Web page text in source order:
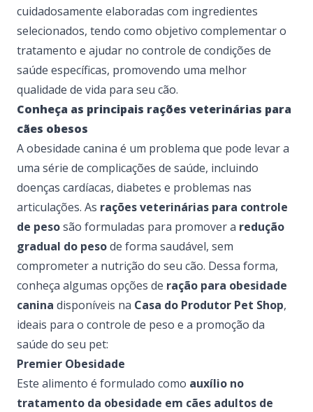
cuidadosamente elaboradas com ingredientes
selecionados, tendo como objetivo complementar o
tratamento e ajudar no controle de condições de
saúde específicas, promovendo uma melhor
qualidade de vida para seu cão.
Conheça as principais rações veterinárias para
cães obesos
A obesidade canina é um problema que pode levar a
uma série de complicações de saúde, incluindo
doenças cardíacas, diabetes e problemas nas
articulações. As rações veterinárias para controle
de pesosão formuladas para promover a redução
gradual do pesode forma saudável, sem
comprometer a nutrição do seu cão. Dessa forma,
conheça algumas opções de ração para obesidade
canina disponíveis na Casa do Produtor Pet Shop,
ideais para o controle de peso e a promoção da
saúde do seu pet:
Premier Obesidade
Este alimento é formulado como auxílio no
tratamento da obesidade em cães adultos de